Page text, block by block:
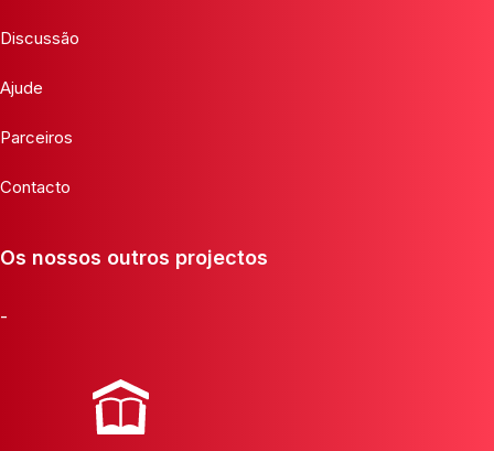
Discussão
Ajude
Parceiros
Contacto
Os nossos outros projectos
-